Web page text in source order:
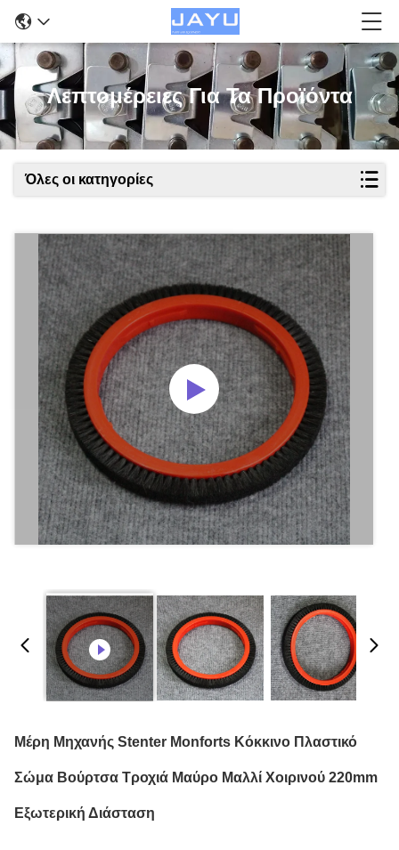
Λεπτομέρειες Για Τα Προϊόντα
Όλες οι κατηγορίες
Μέρη Μηχανής Stenter Monforts Κόκκινο Πλαστικό
Σώμα Βούρτσα Τροχιά Μαύρο Μαλλί Χοιρινού 220mm
Εξωτερική Διάσταση